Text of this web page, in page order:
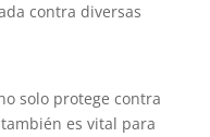
contra diversas
solo protege contra
es vital para